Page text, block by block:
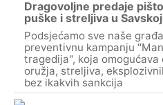
Dragovoljne predaje
puške i streljiva u
Podsjećamo sve naše
preventivnu kampanju
tragedija", koja
oružja, streljiva,
bez ikakvih sankcija